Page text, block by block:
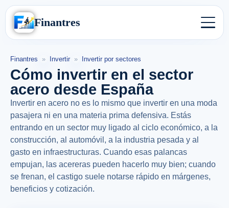
Finantres
Finantres » Invertir » Invertir por sectores
Cómo invertir en el sector
acero desde España
Invertir en acero no es lo mismo que invertir en una moda
pasajera ni en una materia prima defensiva. Estás
entrando en un sector muy ligado al ciclo económico, a la
construcción, al automóvil, a la industria pesada y al
gasto en infraestructuras. Cuando esas palancas
empujan, las acereras pueden hacerlo muy bien; cuando
se frenan, el castigo suele notarse rápido en márgenes,
beneficios y cotización.